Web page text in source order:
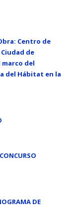
Centro de
de
del
del Hábitat en la
DE